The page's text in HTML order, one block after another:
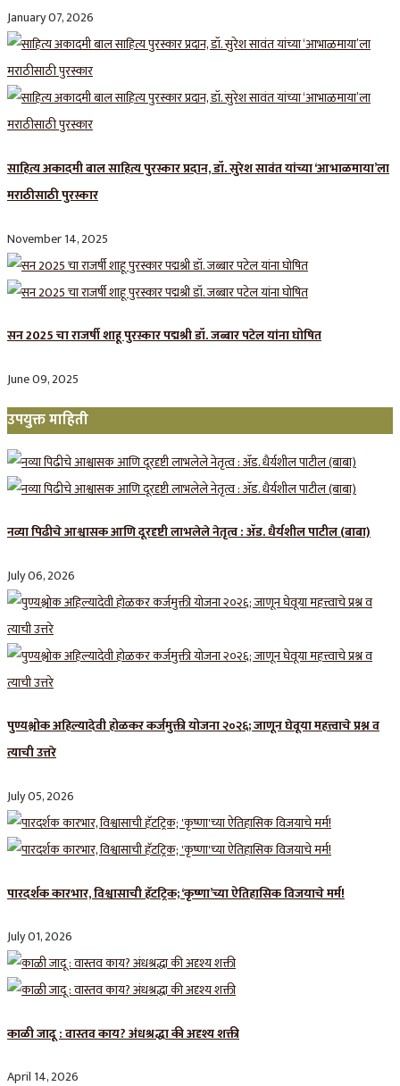
January 07, 2026
साहित्य अकादमी बाल साहित्य पुरस्कार प्रदान, डॉ. सुरेश सावंत यांच्या ‘आभाळमाया’ला
मराठीसाठी पुरस्कार
November 14, 2025
सन 2025 चा राजर्षी शाहू पुरस्कार प‌द्मश्री डॉ. जब्बार पटेल यांना घोषित
June 09, 2025
उपयुक्त माहिती
नव्या पिढीचे आश्वासक आणि दूरदृष्टी लाभलेले नेतृत्व : ॲड. धैर्यशील पाटील (बाबा)
July 06, 2026
पुण्यश्लोक अहिल्यादेवी होळकर कर्जमुक्ती योजना २०२६; जाणून घेवूया महत्त्वाचे प्रश्न व
त्याची उत्तरे
July 05, 2026
पारदर्शक कारभार, विश्वासाची हॅटट्रिक; ‘कृष्णा’च्या ऐतिहासिक विजयाचे मर्म!
July 01, 2026
काळी जादू : वास्तव काय? अंधश्रद्धा की अदृश्य शक्ती
April 14, 2026